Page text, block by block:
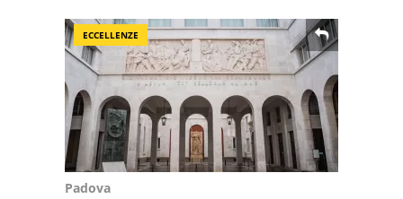
ECCELLENZE
Padova